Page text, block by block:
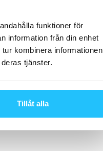
funktioner för
information från din enhet
kombinera informationen
tjänster.
Tillåt alla